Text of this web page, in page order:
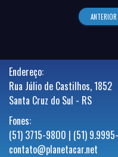
ANTERIOR
Endereço:
Rua Júlio de Castilhos, 1852
Santa Cruz do Sul - RS
Fones:
(51) 3715-9800 | (51)
contato@planetacar.net